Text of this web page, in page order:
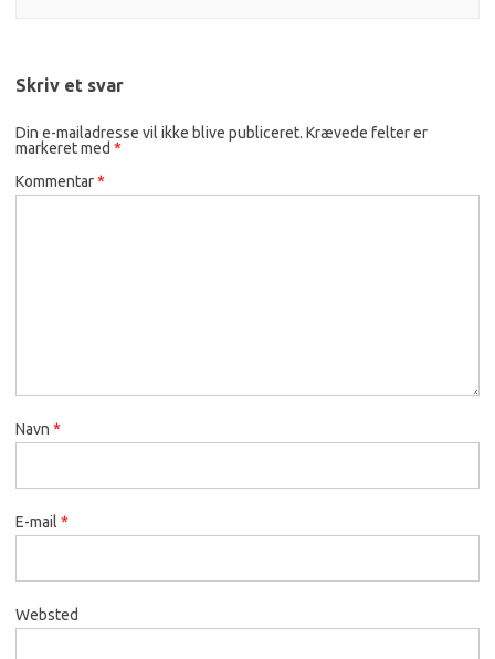
Skriv et svar
Din e-mailadresse vil ikke blive publiceret. Krævede felter er
markeret med *
Kommentar*
Navn *
E-mail *
Websted